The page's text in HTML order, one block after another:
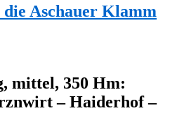
Aschauer Klamm
mittel, 350 Hm:
– Haiderhof –